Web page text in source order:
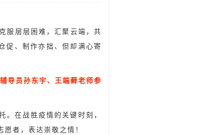
服层层困难，汇聚云端，共
促、制作亦拙、但却满心寄
辅导员孙东宇、王端藓老师参
。在战胜疫情的关键时刻，
者，表达崇敬之情！